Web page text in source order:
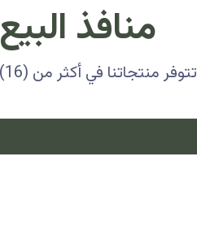
منافذ البيع
تتوفر منتجاتنا في أكثر من (16) مدينه